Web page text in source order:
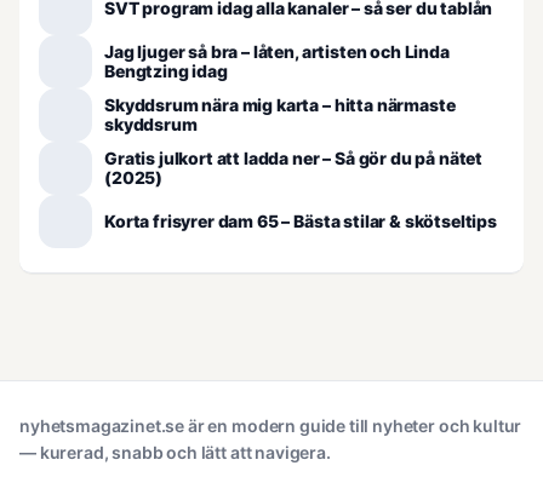
SVT program idag alla kanaler – så ser du tablån
Jag ljuger så bra – låten, artisten och Linda
Bengtzing idag
Skyddsrum nära mig karta – hitta närmaste
skyddsrum
Gratis julkort att ladda ner – Så gör du på nätet
(2025)
Korta frisyrer dam 65 – Bästa stilar & skötseltips
nyhetsmagazinet.se är en modern guide till nyheter och kultur
— kurerad, snabb och lätt att navigera.